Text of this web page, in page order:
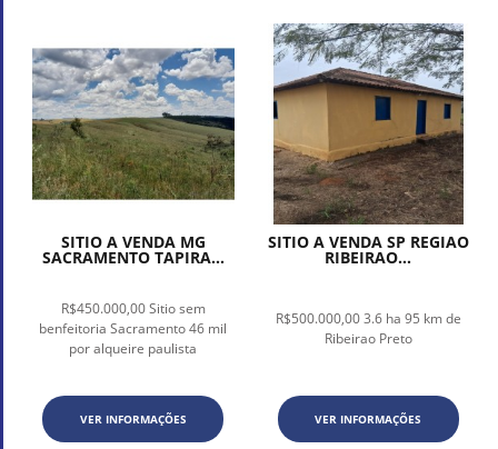
SITIO A VENDA MG
SACRAMENTO TAPIRA...
R$450.000,00 Sitio sem
benfeitoria Sacramento 46 mil
por alqueire paulista
VER INFORMAÇÕES
SITIO A VENDA SP REGIAO
RIBEIRAO...
R$500.000,00 3.6 ha 95 km de
Ribeirao Preto
VER INFORMAÇÕES